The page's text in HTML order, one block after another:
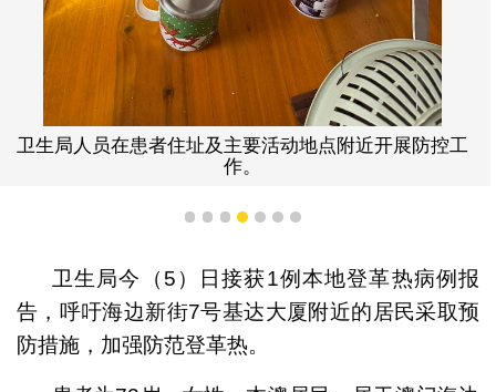
卫生局人员在患者住址及主要活动地点附近开展防控工
作。
1 2 3 4 5 6 7
卫生局今（5）日接获1例本地登革热病例报
告，呼吁海边新街7号基达大厦附近的居民采取预
防措施，加强防范登革热。